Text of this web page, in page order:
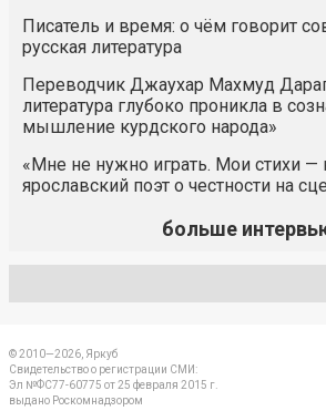
Писатель и время: о чём говорит
русская литература
Переводчик Джаухар Махмуд
литература глубоко проникла в
мышление курдского народа»
«Мне не нужно играть. Мои стихи
ярославский поэт о честности на
больше
© 2010—2026, Яркуб
Свидетельство о регистрации СМИ:
Эл №ФС77-60775 от 25 февраля 2015 г.
выдано Роскомнадзором